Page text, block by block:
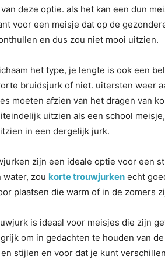
deze optie. als het kan een dun
voor een meisje dat op de
en dus zou niet mooi uitzien.
het type, je lengte is ook een
bruidsjurk of niet. uitersten weer
moeten afzien van het dragen van
uitzien als een school
in een dergelijk jurk.
zijn een ideale optie voor een
water, zou korte trouwjurken echt
plaatsen die warm of in de zomers
is ideaal voor meisjes die zijn
om in gedachten te houden van
stijlen en voor dat je kunt